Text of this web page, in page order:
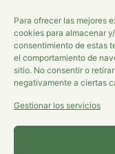
Para ofrecer las mejores
cookies para almacenar
consentimiento de estas
el comportamiento de
sitio. No consentir o
negativamente a ciertas
Gestionar los servicios
Acepto lapolítica